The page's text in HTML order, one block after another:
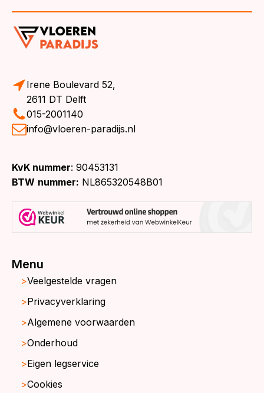
Irene Boulevard 52,
2611 DT Delft
015-2001140
info@vloeren-paradijs.nl
KvK nummer: 90453131
BTW nummer: NL865320548B01
Menu
Veelgestelde vragen
Privacyverklaring
Algemene voorwaarden
Onderhoud
Eigen legservice
Cookies